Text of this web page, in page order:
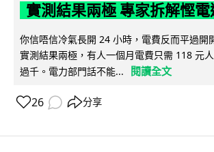
實測結果兩極 專家拆解慳電
你信唔信冷氣長開 24 小時，電費反而平過開
實測結果兩極，有人一個月電費只需 118 元
過千。電力部門話不能...
閱讀全文
26 分享